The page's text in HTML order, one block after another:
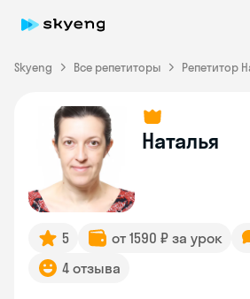
Skyeng Все репетиторы Репетитор
Наталья
5 от 1590 ₽ за урок
4 отзыва
Skyeng Chat
online